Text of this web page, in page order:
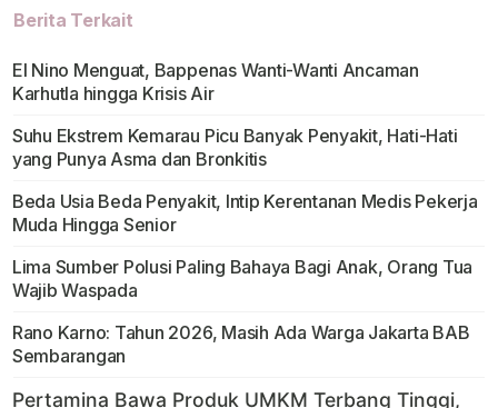
Berita Terkait
El Nino Menguat, Bappenas Wanti-Wanti Ancaman
Karhutla hingga Krisis Air
Suhu Ekstrem Kemarau Picu Banyak Penyakit, Hati-Hati
yang Punya Asma dan Bronkitis
Beda Usia Beda Penyakit, Intip Kerentanan Medis Pekerja
Muda Hingga Senior
Lima Sumber Polusi Paling Bahaya Bagi Anak, Orang Tua
Wajib Waspada
Rano Karno: Tahun 2026, Masih Ada Warga Jakarta BAB
Sembarangan